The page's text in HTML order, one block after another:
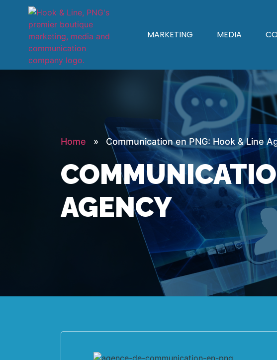
MARKETING MEDIA
Home » Communication en PNG: Hook & Line
AGENCY